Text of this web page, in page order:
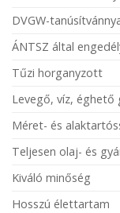
DVGW-
ÁNTSZ által
Tűzi horganyzott
Levegő, víz, éghető
Méret- és
Teljesen olaj- és
Kiváló minőség
Hosszú élettartam